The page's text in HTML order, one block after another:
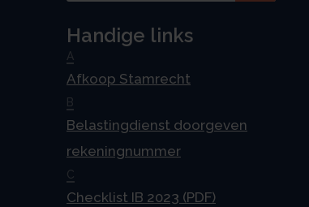
Handige links
A
Afkoop Stamrecht
B
Belastingdienst doorgeven
rekeningnummer
C
Checklist IB 2023 (PDF)